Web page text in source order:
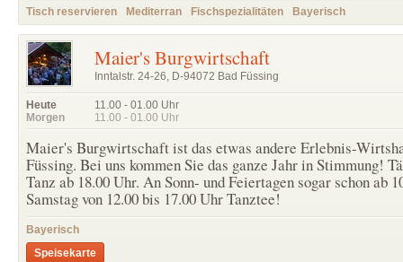
Tisch reservieren Mediterran Fischspezialitäten Bayerisch
Maier's Burgwirtschaft
Inntalstr. 24-26, D-94072 Bad Füssing
Heute
Morgen
11.00 - 01.00 Uhr
11.00 - 01.00 Uhr
Maier's Burgwirtschaft ist das etwas andere Erlebnis-
Füssing. Bei uns kommen Sie das ganze Jahr in Stimmung!
Tanz ab 18.00 Uhr. An Sonn- und Feiertagen sogar schon ab
Samstag von 12.00 bis 17.00 Uhr Tanztee!
Bayerisch
Speisekarte